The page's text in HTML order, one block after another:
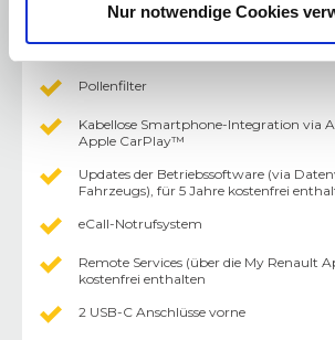
Nur notwendige Cookies
Pollenfilter
Kabellose Smartphone-Integration via
Apple CarPlay™
Updates der Betriebssoftware (via
Fahrzeugs), für 5 Jahre kostenfrei
eCall-Notrufsystem
Remote Services (über die My Renault
kostenfrei enthalten
2 USB-C Anschlüsse vorne